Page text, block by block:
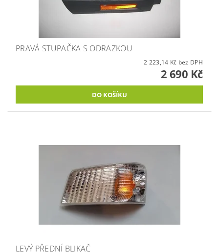
PRAVÁ STUPAČKA S ODRAZKOU
2 223,14 Kč bez DPH
2 690 Kč
LEVÝ PŘEDNÍ BLIKAČ